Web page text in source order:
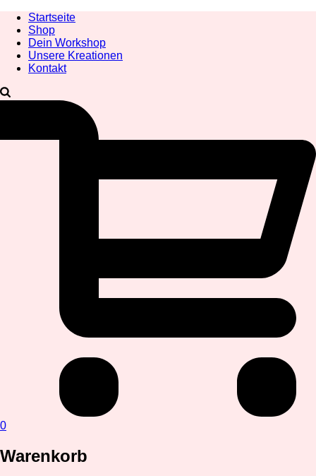
Startseite
Shop
Dein Workshop
Unsere Kreationen
Kontakt
0
Warenkorb